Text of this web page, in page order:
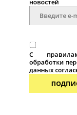
новоcтей
С
обработки
данных